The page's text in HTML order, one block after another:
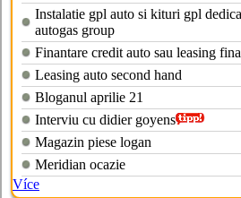
Instalatie gpl auto si kituri gpl
autogas group
Finantare credit auto sau leasing
Leasing auto second hand
Bloganul aprilie 21
Interviu cu didier goyens
Magazin piese logan
Meridian ocazie
Více